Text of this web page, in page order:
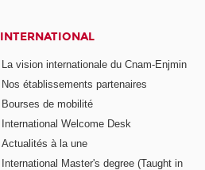
INTERNATIONAL
La vision internationale du Cnam-Enjmin
Nos établissements partenaires
Bourses de mobilité
International Welcome Desk
Actualités à la une
International Master's degree (Taught in